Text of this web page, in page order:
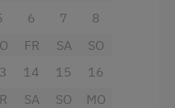
6
7
8
FR
14
SA
15
SO
16
SA
SO
MO